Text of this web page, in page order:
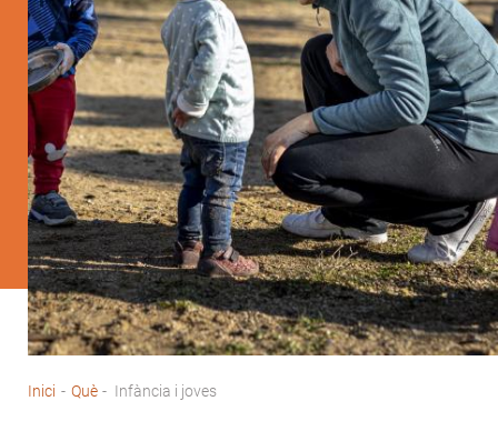
Inici - Què - Infància i joves